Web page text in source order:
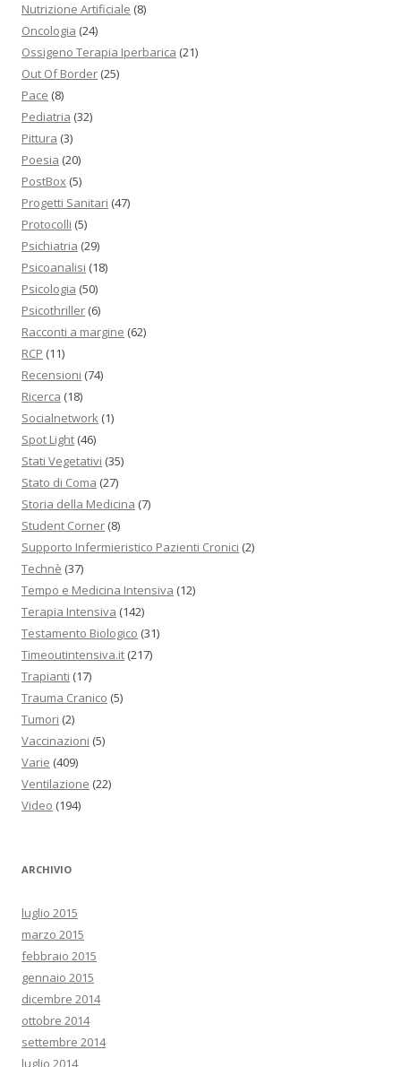
Nutrizione Artificiale (8)
Oncologia (24)
Ossigeno Terapia Iperbarica (21)
Out Of Border (25)
Pace (8)
Pediatria (32)
Pittura (3)
Poesia (20)
PostBox (5)
Progetti Sanitari (47)
Protocolli (5)
Psichiatria (29)
Psicoanalisi (18)
Psicologia (50)
Psicothriller (6)
Racconti a margine (62)
RCP (11)
Recensioni (74)
Ricerca (18)
Socialnetwork (1)
Spot Light (46)
Stati Vegetativi (35)
Stato di Coma (27)
Storia della Medicina (7)
Student Corner (8)
Supporto Infermieristico Pazienti Cronici (2)
Technè (37)
Tempo e Medicina Intensiva (12)
Terapia Intensiva (142)
Testamento Biologico (31)
Timeoutintensiva.it (217)
Trapianti (17)
Trauma Cranico (5)
Tumori (2)
Vaccinazioni (5)
Varie (409)
Ventilazione (22)
Video (194)
ARCHIVIO
luglio 2015
marzo 2015
febbraio 2015
gennaio 2015
dicembre 2014
ottobre 2014
settembre 2014
luglio 2014